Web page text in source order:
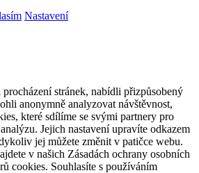
Nastavení
stránek, nabídli přizpůsobený
anonymně analyzovat návštěvnost,
které sdílíme se svými partnery pro
Jejich nastavení upravíte odkazem
jej můžete změnit v patičce webu.
v našich Zásadách ochrany osobních
cookies. Souhlasíte s používáním